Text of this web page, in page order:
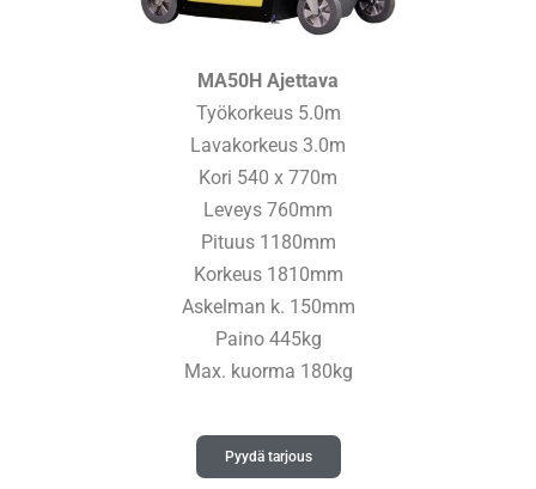
MA50H Ajettava
Työkorkeus 5.0m
Lavakorkeus 3.0m
Kori 540 x 770m
Leveys 760mm
Pituus 1180mm
Korkeus 1810mm
Askelman k. 150mm
Paino 445kg
Max. kuorma 180kg
Pyydä tarjous